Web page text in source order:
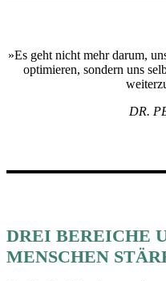
»Es geht nicht mehr darum,
optimieren, sondern uns
DR.
DREI BEREICHE
MENSCHEN